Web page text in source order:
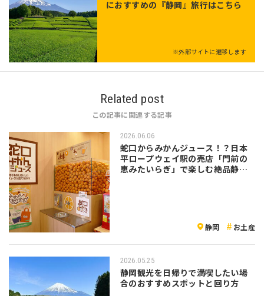
におすすめの『静岡』旅行はこちら
※外部サイトに遷移します
Related post
この記事に関連する記事
2026.06.06
蛇口からみかんジュース！？日本
平ロープウェイ駅の売店「門前の
恵みたいらぎ」で楽しむ絶品静岡
静岡 お土産
2026.05.25
静岡観光を日帰りで満喫したい場
合のおすすめスポットと回り方